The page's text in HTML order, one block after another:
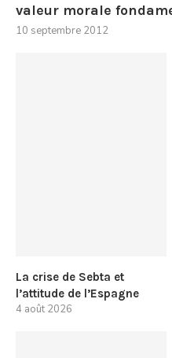
valeur morale
10 septembre 2012
La crise de Sebta et
l’attitude de l’Espagne
4 août 2026